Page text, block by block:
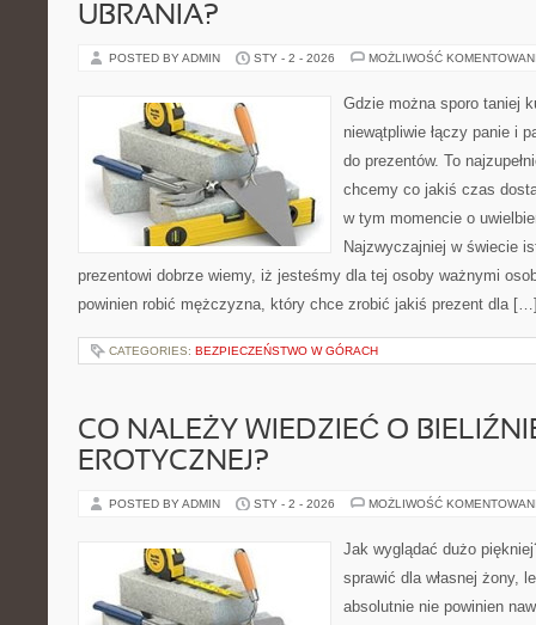
UBRANIA?
POSTED BY ADMIN STY - 2 - 2026 MOŻLIWOŚĆ
Gdzie można sporo taniej
niewątpliwie łączy panie i
do prezentów. To
chcemy co jakiś czas
w tym momencie o
Najzwyczajniej w świecie
prezentowi dobrze wiemy, iż jesteśmy dla tej osoby ważnymi
powinien robić mężczyzna, który chce zrobić jakiś prezent dla
CATEGORIES: BEZPIECZEŃSTWO W GÓRACH
CO NALEŻY WIEDZIEĆ O
EROTYCZNEJ?
POSTED BY ADMIN STY - 2 - 2026 MOŻLIWOŚĆ
Jak wyglądać dużo
sprawić dla własnej żony,
absolutnie nie powinien